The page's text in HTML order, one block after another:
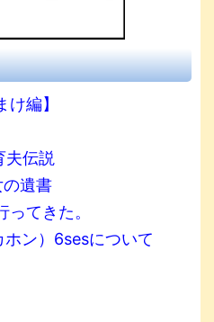
編】
夫伝説
遺書
てきた。
ホン）6sesについて